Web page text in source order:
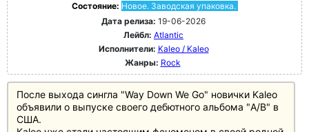
Состояние: Новое. Заводская упаковка.
Дата релиза: 19-06-2026
Лейбл: Atlantic
Исполнители: Kaleo / Kaleo
Жанры: Rock
После выхода сингла "Way Down We Go" новички Kaleo
объявили о выпуске своего дебютного альбома "A/B" в
США.